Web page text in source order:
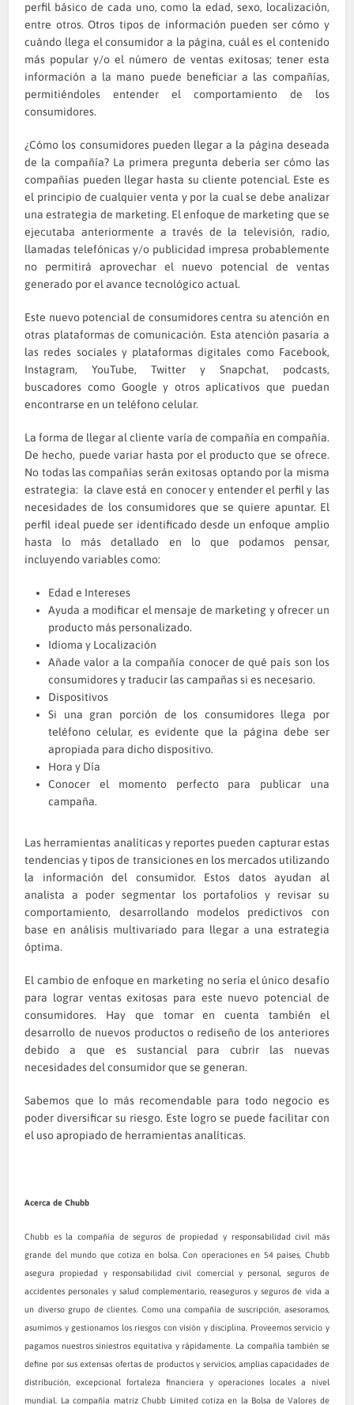
perfil básico de cada uno, como la edad, sexo, localización,
entre otros. Otros tipos de información pueden ser cómo y
cuándo llega el consumidor a la página, cuál es el contenido
más popular y/o el número de ventas exitosas; tener esta
información a la mano puede beneficiar a las compañías,
permitiéndoles entender el comportamiento de los
consumidores.
¿Cómo los consumidores pueden llegar a la página deseada
de la compañía? La primera pregunta debería ser cómo las
compañías pueden llegar hasta su cliente potencial. Este es
el principio de cualquier venta y por la cual se debe analizar
una estrategia de marketing. El enfoque de marketing que se
ejecutaba anteriormente a través de la televisión, radio,
llamadas telefónicas y/o publicidad impresa probablemente
no permitirá aprovechar el nuevo potencial de ventas
generado por el avance tecnológico actual.
Este nuevo potencial de consumidores centra su atención en
otras plataformas de comunicación. Esta atención pasaría a
las redes sociales y plataformas digitales como Facebook,
Instagram, YouTube, Twitter y Snapchat, podcasts,
buscadores como Google y otros aplicativos que puedan
encontrarse en un teléfono celular.
La forma de llegar al cliente varía de compañía en compañía.
De hecho, puede variar hasta por el producto que se ofrece.
No todas las compañías serán exitosas optando por la misma
estrategia: la clave está en conocer y entender el perfil y las
necesidades de los consumidores que se quiere apuntar. El
perfil ideal puede ser identificado desde un enfoque amplio
hasta lo más detallado en lo que podamos pensar,
incluyendo variables como:
Edad e Intereses
Ayuda a modificar el mensaje de marketing y ofrecer un
producto más personalizado.
Idioma y Localización
Añade valor a la compañía conocer de qué país son los
consumidores y traducir las campañas si es necesario.
Dispositivos
Si una gran porción de los consumidores llega por
teléfono celular, es evidente que la página debe ser
apropiada para dicho dispositivo.
Hora y Día
Conocer el momento perfecto para publicar una
campaña.
Las herramientas analíticas y reportes pueden capturar estas
tendencias y tipos de transiciones en los mercados utilizando
la información del consumidor. Estos datos ayudan al
analista a poder segmentar los portafolios y revisar su
comportamiento, desarrollando modelos predictivos con
base en análisis multivariado para llegar a una estrategia
óptima.
El cambio de enfoque en marketing no sería el único desafío
para lograr ventas exitosas para este nuevo potencial de
consumidores. Hay que tomar en cuenta también el
desarrollo de nuevos productos o rediseño de los anteriores
debido a que es sustancial para cubrir las nuevas
necesidades del consumidor que se generan.
Sabemos que lo más recomendable para todo negocio es
poder diversificar su riesgo. Este logro se puede facilitar con
el uso apropiado de herramientas analíticas.
Acerca de Chubb
Chubb es la compañía de seguros de propiedad y responsabilidad civil más
grande del mundo que cotiza en bolsa. Con operaciones en 54 países, Chubb
asegura propiedad y responsabilidad civil comercial y personal, seguros de
accidentes personales y salud complementario, reaseguros y seguros de vida a
un diverso grupo de clientes. Como una compañía de suscripción, asesoramos,
asumimos y gestionamos los riesgos con visión y disciplina. Proveemos servicio y
pagamos nuestros siniestros equitativa y rápidamente. La compañía también se
define por sus extensas ofertas de productos y servicios, amplias capacidades de
distribución, excepcional fortaleza financiera y operaciones locales a nivel
mundial. La compañía matriz Chubb Limited cotiza en la Bolsa de Valores de